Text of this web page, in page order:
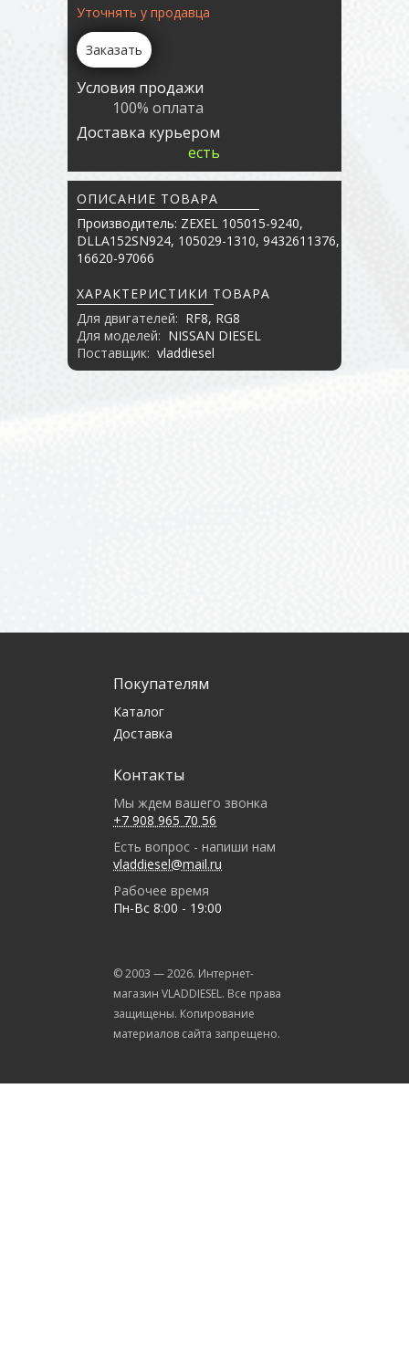
Уточнять у продавца
Заказать
Условия продажи
100% оплата
Доставка курьером
есть
ОПИСАНИЕ ТОВАРА
Производитель: ZEXEL 105015-9240,
DLLA152SN924, 105029-1310, 9432611376,
16620-97066
ХАРАКТЕРИСТИКИ ТОВАРА
Для двигателей: RF8, RG8
Для моделей: NISSAN DIESEL
Поставщик: vladdiesel
Покупателям
Каталог
Доставка
Контакты
Мы ждем вашего звонка
+7 908 965 70 56
Есть вопрос - напиши нам
vladdiesel@mail.ru
Рабочее время
Пн-Вс 8:00 - 19:00
© 2003 —2026. Интернет-
магазин VLADDIESEL. Все права
защищены. Копирование
материалов сайта запрещено.